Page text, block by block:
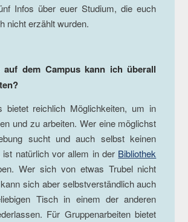
Infos über euer Studium, die euch
nicht erzählt wurden.
auf dem Campus kann ich überall
bietet reichlich Möglichkeiten, um in
und zu arbeiten. Wer eine möglichst
sucht und auch selbst keinen
ist natürlich vor allem in der Bibliothek
Wer sich von etwas Trubel nicht
sich aber selbstverständlich auch
Tisch in einem der anderen
Für Gruppenarbeiten bietet